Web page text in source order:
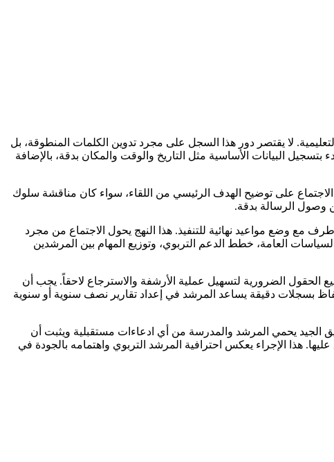
لا يقتصر دور هذا السجل على مجرد تدوين الكلمات المنطوقة، بل
البيانات الأساسية مثل التاريخ والوقت والمكان بدقة، بالإضافة
على توضيح الهدف الرئيسي من اللقاء، سواء كان مناقشة سلوك
وصول الرسالة بدقة.
مع وضع مواعيد نهائية للتنفيذ. هذا النهج يحول الاجتماع من مجرد
العامة، خطط الدعم التربوي، وتوزيع المهام بين المرشدين
الضرورية لتسهيل عملية الأرشفة والاسترجاع لاحقاً. يجب أن
بسجلات دقيقة يساعد المرشد في إعداد تقارير نصف سنوية أو سنوية
الجيد يحمي المرشد والمدرسة من أي ادعاءات مستقبلية ويثبت أن
هذا الإجراء يعكس احترافية المرشد التربوي واهتمامه بالجودة في